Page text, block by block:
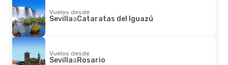
Vuelos desde
SevillaaCataratas del Iguazú
Vuelos desde
SevillaaRosario